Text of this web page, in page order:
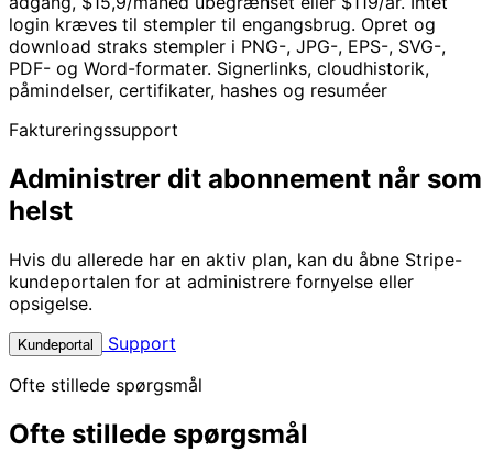
login kræves til stempler til engangsbrug. Opret og
download straks stempler i PNG-, JPG-, EPS-, SVG-,
PDF- og Word-formater. Signerlinks, cloudhistorik,
påmindelser, certifikater, hashes og resuméer
Faktureringssupport
Administrer dit abonnement når som
helst
Hvis du allerede har en aktiv plan, kan du åbne Stripe-
kundeportalen for at administrere fornyelse eller
opsigelse.
Kundeportal
Support
Ofte stillede spørgsmål
Ofte stillede spørgsmål